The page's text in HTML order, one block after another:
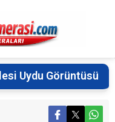
Uydu Görüntüsü